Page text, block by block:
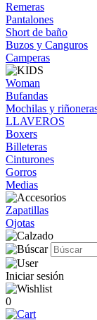
Remeras
Pantalones
Short de baño
Buzos y Canguros
Camperas
Woman
Bufandas
Mochilas y
LLAVEROS
Boxers
Billeteras
Cinturones
Gorros
Medias
Zapatillas
Ojotas
Iniciar sesión
0